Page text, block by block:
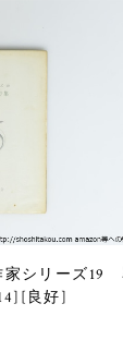
シリーズ19
良好]